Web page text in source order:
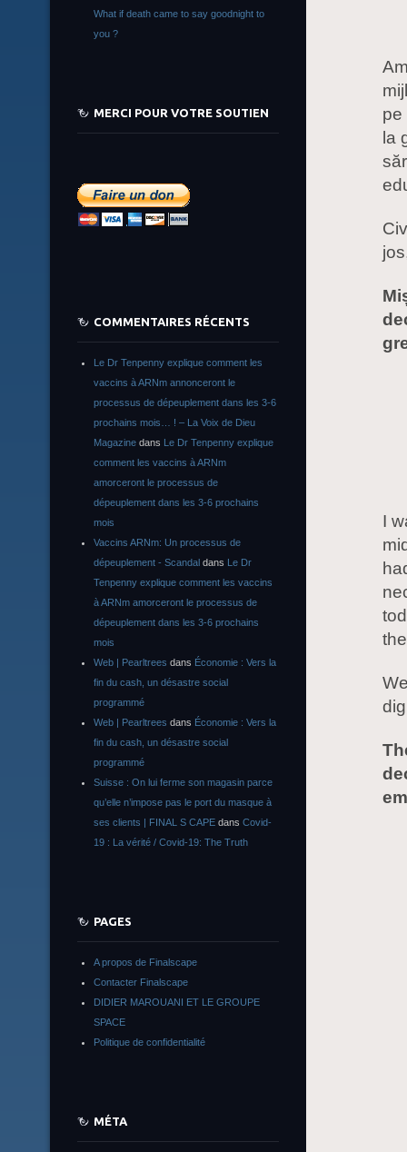
pe
la
I
What if death came to say goodnight to
you ?
MERCI POUR VOTRE SOUTIEN
COMMENTAIRES RÉCENTS
Le Dr Tenpenny explique comment les
vaccins à ARNm annonceront le
processus de dépeuplement dans les 3-6
prochains mois… ! – La Voix de Dieu
Magazine dans Le Dr Tenpenny explique
comment les vaccins à ARNm
amorceront le processus de
dépeuplement dans les 3-6 prochains
mois
Vaccins ARNm: Un processus de
dépeuplement - Scandal dans Le Dr
Tenpenny explique comment les vaccins
à ARNm amorceront le processus de
dépeuplement dans les 3-6 prochains
mois
Web | Pearltrees dans Économie : Vers la
fin du cash, un désastre social
programmé
Web | Pearltrees dans Économie : Vers la
fin du cash, un désastre social
programmé
Suisse : On lui ferme son magasin parce
qu’elle n’impose pas le port du masque à
ses clients | FINAL S CAPE dans Covid-
19 : La vérité / Covid-19: The Truth
PAGES
A propos de Finalscape
Contacter Finalscape
DIDIER MAROUANI ET LE GROUPE
SPACE
Politique de confidentialité
MÉTA